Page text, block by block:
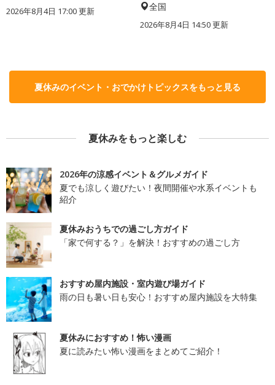
2026年8月4日 17:00更新 全国
2026年8月4日 14:50更新
夏休みのイベント・おでかけトピックスをもっと見る
夏休みをもっと楽しむ
2026年の涼感イベント＆グルメガイド
夏でも涼しく遊びたい！夜間開催や水系イベントも
紹介
夏休みおうちでの過ごし方ガイド
「家で何する？」を解決！おすすめの過ごし方
おすすめ屋内施設・室内遊び場ガイド
雨の日も暑い日も安心！おすすめ屋内施設を大特集
夏休みにおすすめ！怖い漫画
夏に読みたい怖い漫画をまとめてご紹介！